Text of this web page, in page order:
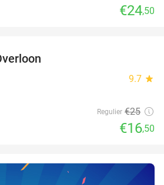
€24,50
9.7 star
Regulier €25
€16,50